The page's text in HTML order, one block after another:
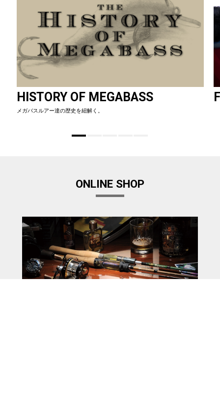
HISTORY OF MEGABASS
メガバスルアー達の歴史を紐解く。
ONLINE SHOP